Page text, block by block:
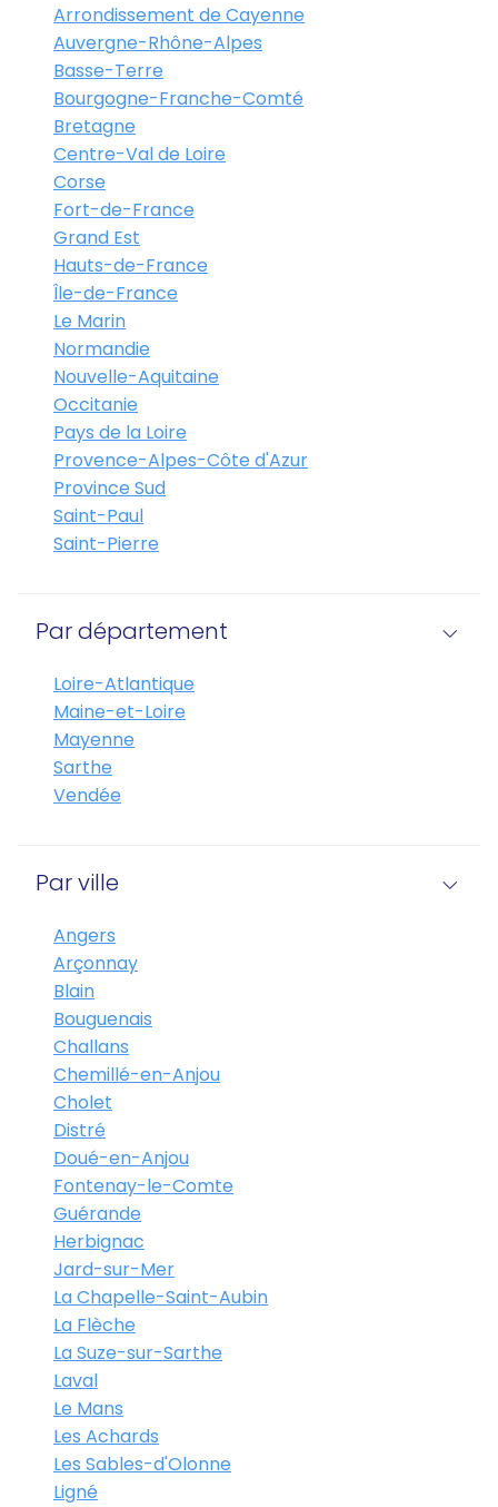
Arrondissement de Cayenne
Auvergne-Rhône-Alpes
Basse-Terre
Bourgogne-Franche-Comté
Bretagne
Centre-Val de Loire
Corse
Fort-de-France
Grand Est
Hauts-de-France
Île-de-France
Le Marin
Normandie
Nouvelle-Aquitaine
Occitanie
Pays de la Loire
Provence-Alpes-Côte d'Azur
Province Sud
Saint-Paul
Saint-Pierre
Par département
Loire-Atlantique
Maine-et-Loire
Mayenne
Sarthe
Vendée
Par ville
Angers
Arçonnay
Blain
Bouguenais
Challans
Chemillé-en-Anjou
Cholet
Distré
Doué-en-Anjou
Fontenay-le-Comte
Guérande
Herbignac
Jard-sur-Mer
La Chapelle-Saint-Aubin
La Flèche
La Suze-sur-Sarthe
Laval
Le Mans
Les Achards
Les Sables-d'Olonne
Ligné